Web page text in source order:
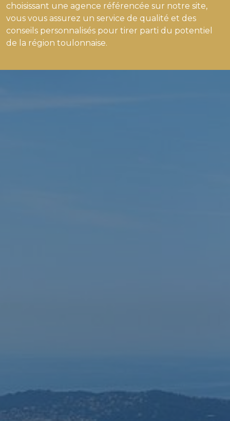
choisissant une agence référencée sur notre site,
vous vous assurez un service de qualité et des
conseils personnalisés pour tirer parti du potentiel
de la région toulonnaise.